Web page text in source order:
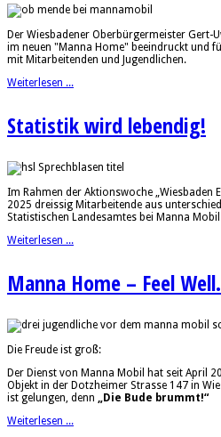
Der Wiesbadener Oberbürgermeister Gert-
im neuen "Manna Home" beeindruckt und
mit Mitarbeitenden und Jugendlichen.
Weiterlesen ...
Statistik wird lebendig!
Im Rahmen der Aktionswoche „Wiesbaden
2025 dreissig Mitarbeitende aus
Statistischen Landesamtes bei Manna
Weiterlesen ...
Manna Home – Feel
Die Freude ist groß:
Der Dienst von Manna Mobil hat seit April
Objekt in der Dotzheimer Strasse 147 in
ist gelungen, denn „Die Bude brummt!“
Weiterlesen ...